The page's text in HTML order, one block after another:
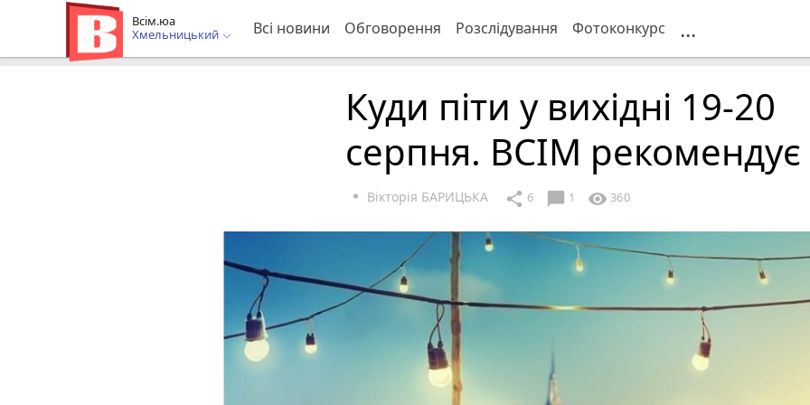
Всім.юа
Хмельницький
Всі новини Обговорення Розслідування Фотоконкурс ...
Куди піти у вихідні 19-20
серпня. ВСІМ рекомендує
Вікторія БАРИЦЬКА share 6 chat_bubble 1 visibility 360